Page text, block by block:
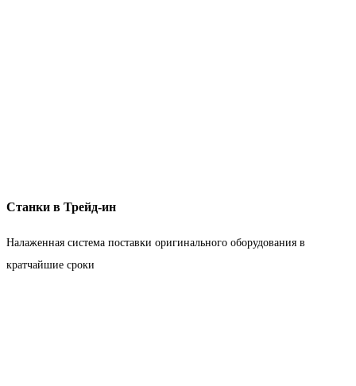
Станки в Трейд-ин
Налаженная система поставки оригинального оборудования в
кратчайшие сроки